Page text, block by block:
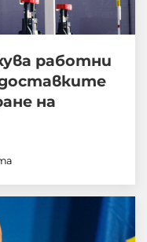
работни
на